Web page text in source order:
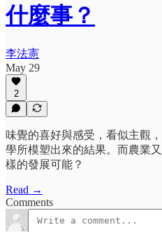
什麼事？
李法憲
May 29
2
味覺的喜好與感受，看似主觀
學所模塑出來的結果。而農業
樣的發展可能？
Read →
Comments